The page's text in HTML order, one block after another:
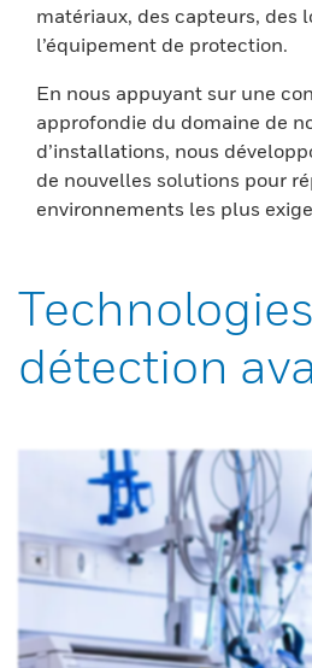
matériaux, des capteurs, des
l’équipement de protection.
En nous appuyant sur une
approfondie du domaine de
d’installations, nous
de nouvelles solutions pour
environnements les plus
détection